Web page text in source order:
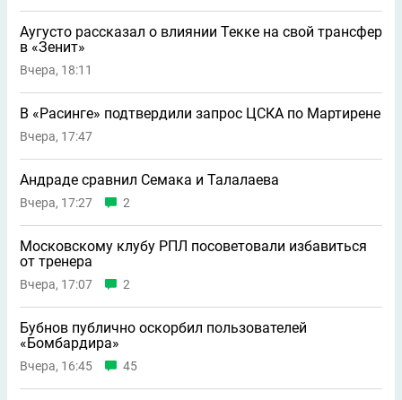
Аугусто рассказал о влиянии Текке на свой трансфер
в «Зенит»
Вчера, 18:11
В «Расинге» подтвердили запрос ЦСКА по Мартирене
Вчера, 17:47
Андраде сравнил Семака и Талалаева
Вчера, 17:27 2
Московскому клубу РПЛ посоветовали избавиться
от тренера
Вчера, 17:07 2
Бубнов публично оскорбил пользователей
«Бомбардира»
Вчера, 16:45 45